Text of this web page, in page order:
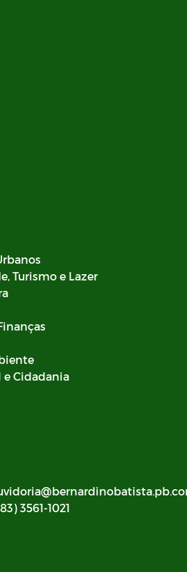
Turismo e Lazer
e Cidadania
3561-1021